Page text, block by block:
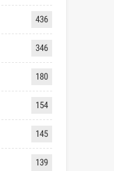
436
346
180
154
145
139